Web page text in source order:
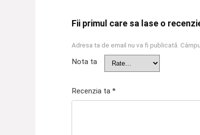
Fii primul care sa lase o
Adresa ta de email nu va fi publicată.
Nota ta
Recenzia ta *